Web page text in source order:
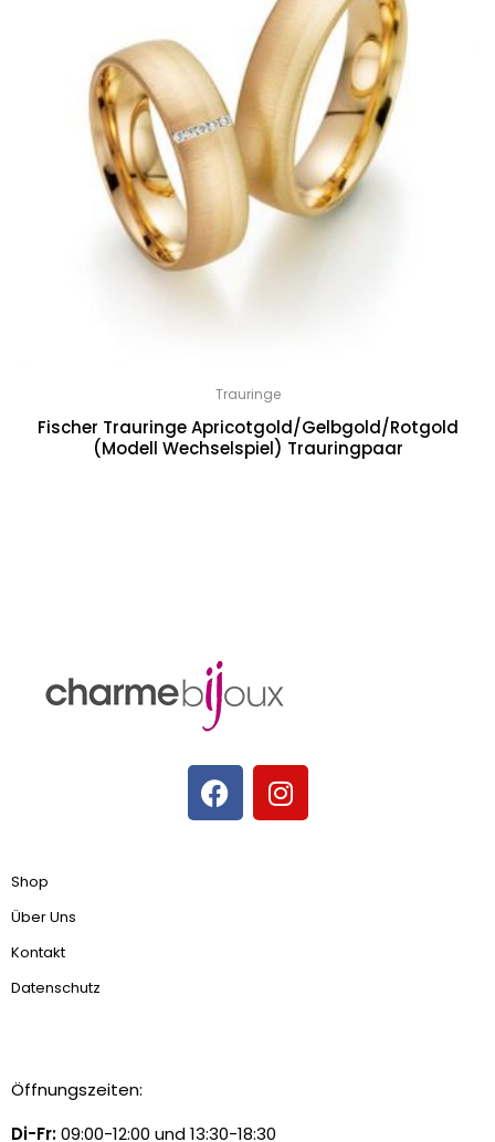
Trauringe
Fischer Trauringe Apricotgold/Gelbgold/Rotgold
(Modell Wechselspiel) Trauringpaar
Shop
Über Uns
Kontakt
Datenschutz
Öffnungszeiten:
Di-Fr:09:00-12:00 und 13:30-18:30